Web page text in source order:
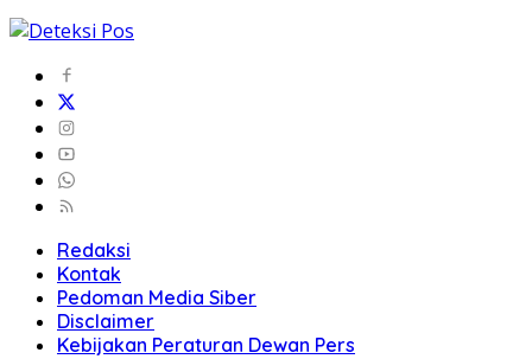
Redaksi
Kontak
Pedoman Media Siber
Disclaimer
Kebijakan Peraturan Dewan Pers